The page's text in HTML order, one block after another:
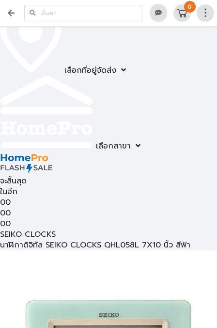
เลือกที่อยู่จัดส่ง
เลือกสาขา
0
จะสิ้นสุด
ในอีก
00
00
00
SEIKO CLOCKS
นาฬิกาดิจิทัล SEIKO CLOCKS QHL058L 7X10 นิ้ว สีฟ้า